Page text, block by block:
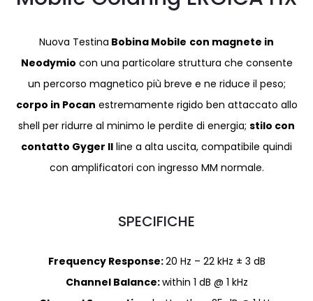
Nuova Testina Bobina Mobile con magnete in
Neodymio con una particolare struttura che consente
un percorso magnetico più breve e ne riduce il peso;
corpo in Pocan estremamente rigido ben attaccato allo
shell per ridurre al minimo le perdite di energia; stilo con
contatto Gyger II line a alta uscita, compatibile quindi
con amplificatori con ingresso MM normale.
SPECIFICHE
Frequency Response:20 Hz – 22 kHz ± 3 dB
Channel Balance:within 1 dB @ 1 kHz